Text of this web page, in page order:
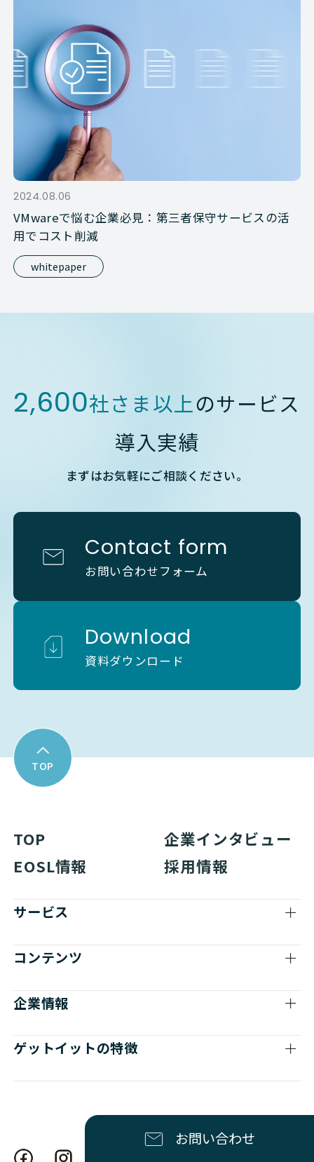
2024.08.06
VMwareで悩む企業必見：第三者保守サービスの活
用でコスト削減
whitepaper
2,600社さま以上のサービス
導入実績
まずはお気軽にご相談ください。
Contact form
お問い合わせフォーム
Download
資料ダウンロード
TOP
TOP
企業インタビュー
EOSL情報
採用情報
サービス
コンテンツ
企業情報
ゲットイットの特徴
お問い合わせ